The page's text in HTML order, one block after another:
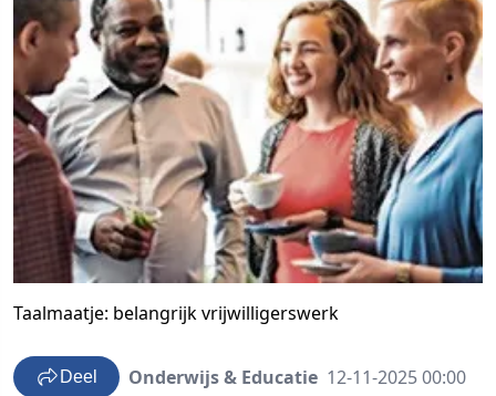
Taalmaatje: belangrijk vrijwilligerswerk
Deel Onderwijs & Educatie 12-11-2025 00:00